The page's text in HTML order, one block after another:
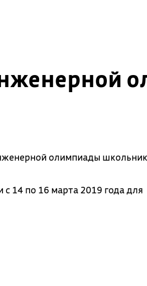
олимпиады
14 по 16 марта 2019 года для